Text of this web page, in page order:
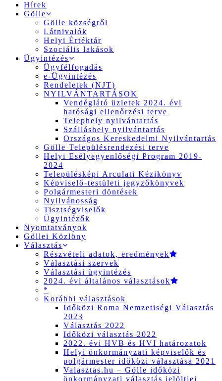
Hírek
Gölle
Gölle községről
Látnivalók
Helyi Értéktár
Szociális lakások
Ügyintézés
Ügyfélfogadás
e-Ügyintézés
Rendeletek (NJT)
NYILVÁNTARTÁSOK
Vendéglátó üzletek 2024. évi
hatósági ellenőrzési terve
Telephely nyilvántartás
Szálláshely nyilvántartás
Országos Kereskedelmi Nyilvántartás
Gölle Településrendezési terve
Helyi Esélyegyenlőségi Program 2019-
2024
Településképi Arculati Kézikönyv
Képviselő-testületi jegyzőkönyvek
Polgármesteri döntések
Nyilvánosság
Tisztségviselők
Ügyintézők
Nyomtatványok
Göllei Közlöny
Választás
Részvételi adatok, eredmények
Választási szervek
Választási ügyintézés
2024. évi általános választások
*
Korábbi választások
Időközi Roma Nemzetiségi Választás
2023
Választás 2022
Időközi választás 2022
2022. évi HVB és HVI határozatok
Helyi önkormányzati képviselők és
polgármester időközi választása 2021
Valasztas.hu – Gölle időközi
önkormányzati választás jelöltjei